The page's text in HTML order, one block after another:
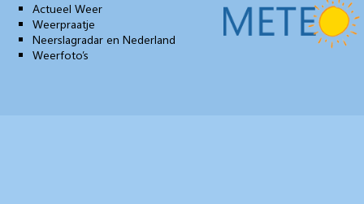
Actueel Weer
Weerpraatje
Neerslagradar en Nederland
Weerfoto’s